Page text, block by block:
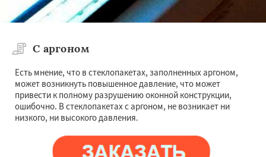
С аргоном
Есть мнение, что в стеклопакетах, заполненных аргоном,
может возникнуть повышенное давление, что может
привести к полному разрушению оконной конструкции,
ошибочно. В стеклопакетах с аргоном, не возникает ни
низкого, ни высокого давления.